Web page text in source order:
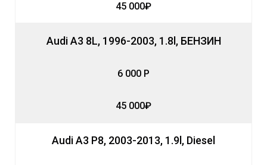
45 000₽
Audi A3 8L, 1996-2003, 1.8l, БЕНЗИН
6 000 Р
45 000₽
Audi A3 P8, 2003-2013, 1.9l, Diesel